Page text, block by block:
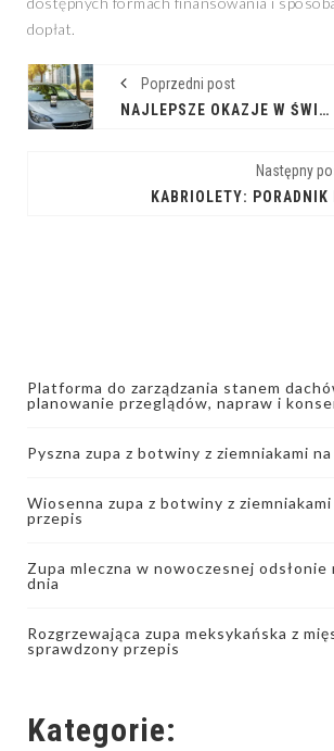
dopłat.
Poprzedni post
NAJLEPSZE OKAZJE W ŚWIECIE OPLA DOSTĘPNE NA WYCIĄGNIĘCIE RĘKI
Następny
Platforma do zarządzania stanem
planowanie przeglądów, napraw i
Pyszna zupa z botwiny z ziemniakami
Wiosenna zupa z botwiny z
przepis
Zupa mleczna w nowoczesnej odsłonie
dnia
Rozgrzewająca zupa meksykańska z
sprawdzony przepis
Kategorie: